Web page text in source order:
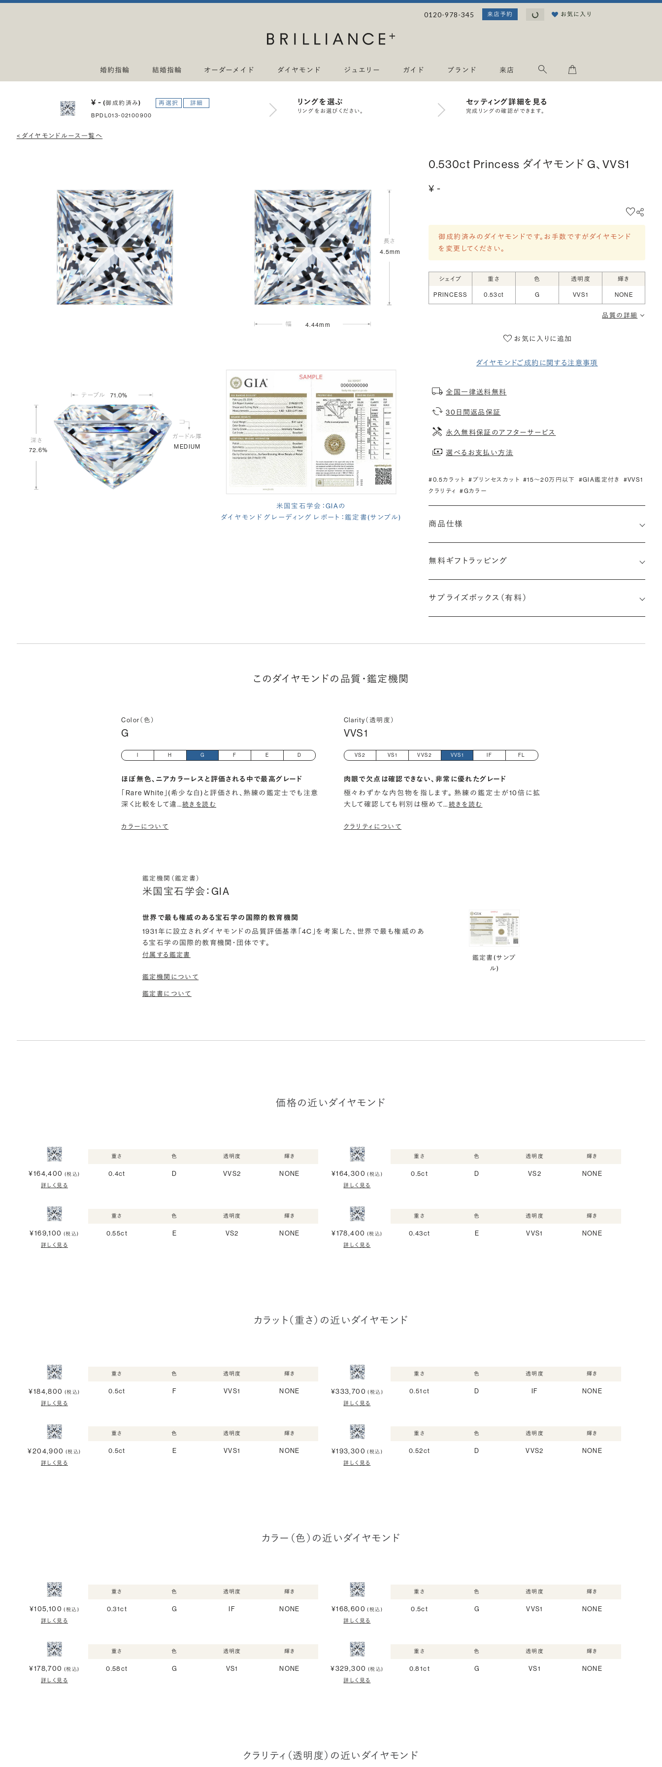
0120-978-345 来店予約 読み込み中...お気に入り
婚約指輪 結婚指輪 オーダーメイド ダイヤモンド ジュエリー ガイド ブランド 来店
¥ -(御成約済み) 再選択 詳細
BPDL013-02100900
リングを選ぶ
リングをお選びください。
セッティング詳細を見る
完成リングの確認ができます。
< ダイヤモンドルース一覧へ
4.5mm
4.44mm
72.6%
71.0%
MEDIUM
米国宝石学会：GIAの
ダイヤモンド グレーディング レポート：鑑定書(サンプル)
0.530ct Princess ダイヤモンド G、VVS1
¥ -
御成約済みのダイヤモンドです。お手数ですがダイヤモンド
を変更してください。
シェイプ 重さ 色 透明度 輝き
PRINCESS 0.53ct G VVS1 NONE
品質の詳細
お気に入りに追加
ダイヤモンドご成約に関する注意事項
全国一律送料無料
30日間返品保証
永久無料保証のアフターサービス
選べるお支払い方法
#0.5カラット #プリンセスカット #15〜20万円以下 #GIA鑑定付き
#VVS1
クラリティ
#Gカラー
商品仕様
(長さx幅×深さ)
無料ギフトラッピング
サプライズボックス（有料）
このダイヤモンドの品質・鑑定機関
Color（色）
G
H G F E D
ほぼ無色、ニアカラーレスと評価される中で最高グレード
「Rare White」(希少な白)と評価され、熟練の鑑定士でも注意
深く比較をして違…続きを読む
カラーについて
Clarity（透明度）
VVS1
VS2 VS1 VVS2 VVS1 IF FL
肉眼で欠点は確認できない、非常に優れたグレード
極々わずかな内包物を指します。 熟練の鑑定士が10倍に拡
大して確認しても判別は極めて… 続きを読む
クラリティについて
鑑定機関（鑑定書）
米国宝石学会：GIA
世界で最も権威のある宝石学の国際的教育機関
1931年に設立されダイヤモンドの品質評価基準「4C」を考案した、世界で最も権威のあ
る宝石学の国際的教育機関・団体です。
付属する鑑定書
鑑定機関について
鑑定書について
鑑定書(サンプ
ル)
価格の近いダイヤモンド
¥164,400 (税込)
詳しく見る
重さ
0.4ct
色
D
透明度
VVS2
輝き
NONE ¥164,300 (税込)
詳しく見る
重さ
0.5ct
色
D
透明度
VS2
輝き
NONE
¥169,100 (税込)
詳しく見る
重さ
0.55ct
色
E
透明度
VS2
輝き
NONE ¥178,400 (税込)
詳しく見る
重さ
0.43ct
色
E
透明度
VVS1
輝き
NONE
カラット（重さ）の近いダイヤモンド
¥184,800 (税込)
詳しく見る
重さ
0.5ct
色
F
透明度
VVS1
輝き
NONE ¥333,700 (税込)
詳しく見る
重さ
0.51ct
色
D
透明度
IF
輝き
NONE
¥204,900 (税込)
詳しく見る
重さ
0.5ct
色
E
透明度
VVS1
輝き
NONE ¥193,300 (税込)
詳しく見る
重さ
0.52ct
色
D
透明度
VVS2
輝き
NONE
カラー（色）の近いダイヤモンド
¥105,100 (税込)
詳しく見る
重さ
0.31ct
色
G
透明度
IF
輝き
NONE ¥168,600 (税込)
詳しく見る
重さ
0.5ct
色
G
透明度
VVS1
輝き
NONE
¥178,700 (税込)
詳しく見る
重さ
0.58ct
色
G
透明度
VS1
輝き
NONE ¥329,300 (税込)
詳しく見る
重さ
0.81ct
色
G
透明度
VS1
輝き
NONE
クラリティ（透明度）の近いダイヤモンド